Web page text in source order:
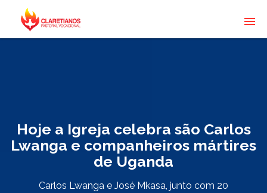
Hoje a Igreja celebra são Carlos
Lwanga e companheiros mártires
de Uganda
Carlos Lwanga e José Mkasa, junto com 20